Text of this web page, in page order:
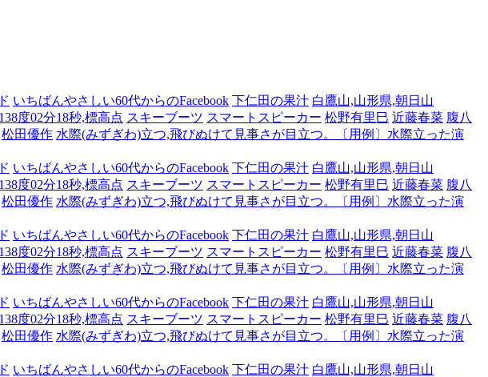
いちばんやさしい60代からのFacebook 下仁田の果汁 白鷹山,山形県,朝日山
度02分18秒,標高点 スキーブーツ スマートスピーカー 松野有里巳 近藤春菜 腹八
松田優作 水際(みずぎわ)立つ,飛びぬけて見事さが目立つ。〔用例〕水際立った演
いちばんやさしい60代からのFacebook 下仁田の果汁 白鷹山,山形県,朝日山
度02分18秒,標高点 スキーブーツ スマートスピーカー 松野有里巳 近藤春菜 腹八
松田優作 水際(みずぎわ)立つ,飛びぬけて見事さが目立つ。〔用例〕水際立った演
いちばんやさしい60代からのFacebook 下仁田の果汁 白鷹山,山形県,朝日山
度02分18秒,標高点 スキーブーツ スマートスピーカー 松野有里巳 近藤春菜 腹八
松田優作 水際(みずぎわ)立つ,飛びぬけて見事さが目立つ。〔用例〕水際立った演
いちばんやさしい60代からのFacebook 下仁田の果汁 白鷹山,山形県,朝日山
度02分18秒,標高点 スキーブーツ スマートスピーカー 松野有里巳 近藤春菜 腹八
松田優作 水際(みずぎわ)立つ,飛びぬけて見事さが目立つ。〔用例〕水際立った演
いちばんやさしい60代からのFacebook 下仁田の果汁 白鷹山,山形県,朝日山